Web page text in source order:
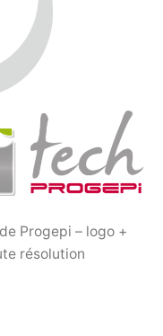
Progepi – logo +
résolution